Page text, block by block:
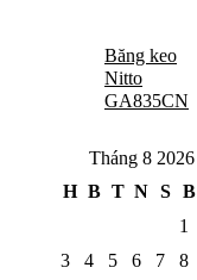
Băng keo
Nitto
GA835CN
Tháng 8 2026
H B T N S B
1
3
4 5 6 7 8